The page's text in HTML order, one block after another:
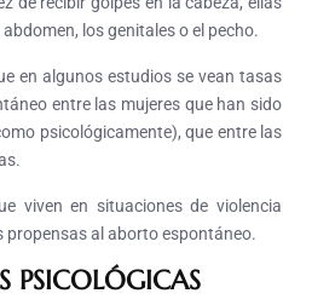
los genitales o el pecho.
en algunos estudios se vean tasas
entre las mujeres que han sido
psicológicamente), que entre las
viven en situaciones de violencia
propensas al aborto espontáneo.
PSICOLÓGICAS